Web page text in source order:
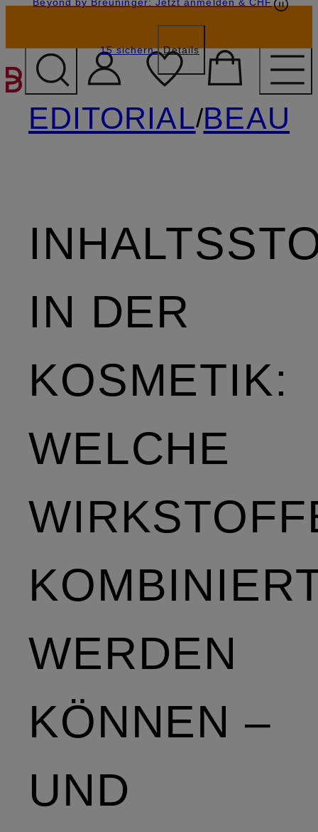
ZUM HAUPTINHALT
15 sichern Details
GESCHENK20
EDITORIAL/
IN DER
KOSMETIK:
WELCHE
WERDEN
KÖNNEN –
UND